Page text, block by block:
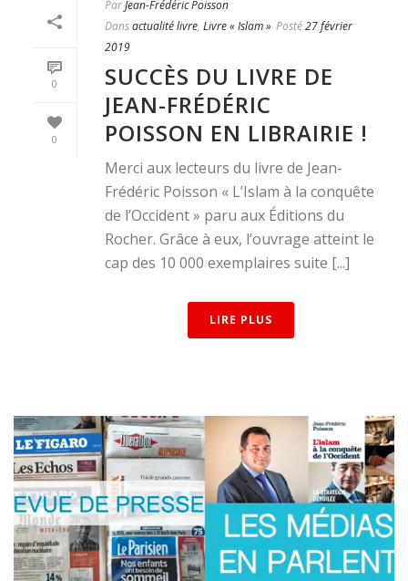
0
0
ParJean-Frédéric Poisson
Dansactualité livre, Livre « Islam » Posté27 février
2019
SUCCÈS DU LIVRE DE
JEAN-FRÉDÉRIC
POISSON EN LIBRAIRIE !
Merci aux lecteurs du livre de Jean-
Frédéric Poisson « L’Islam à la conquête
de l’Occident » paru aux Éditions du
Rocher. Grâce à eux, l’ouvrage atteint le
cap des 10 000 exemplaires suite [...]
LIRE PLUS